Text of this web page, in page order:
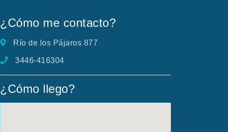
¿Cómo me contacto?
Río de los Pájaros 877
3446-416304
¿Cómo llego?